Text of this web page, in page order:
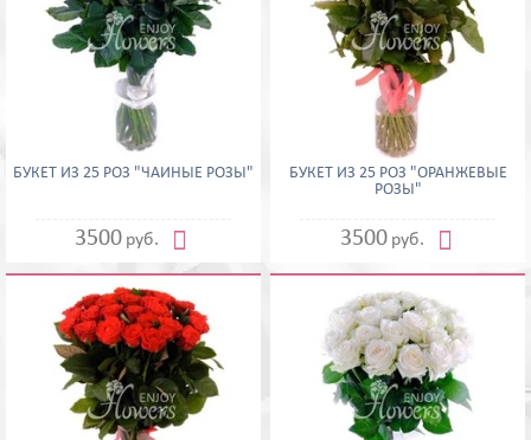
БУКЕТ ИЗ 25 РОЗ "ЧАЙНЫЕ РОЗЫ"
3500 руб. 
БУКЕТ ИЗ 25 РОЗ "ОРАНЖЕВЫЕ
РОЗЫ"
3500 руб. 